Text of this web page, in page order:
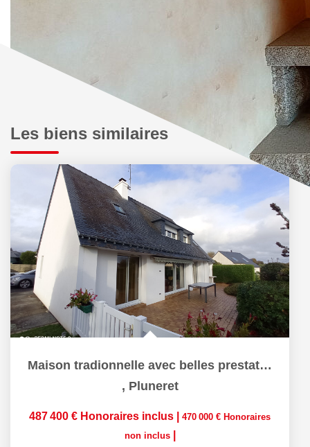
Les biens similaires
Maison tradionnelle avec belles prestations - Proche bourg...
, Pluneret
487 400 € Honoraires inclus 470 000 € Honoraires
non inclus